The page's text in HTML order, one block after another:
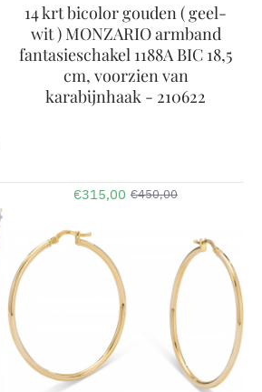
14 krt bicolor gouden ( geel-
wit ) MONZARIO armband
fantasieschakel 1188A BIC 18,5
cm, voorzien van
karabijnhaak - 210622
€315,00 €450,00